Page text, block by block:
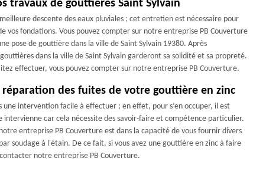
travaux de gouttières Saint Sylvain
descente des eaux pluviales ; cet entretien est nécessaire pour
vos fondations. Vous pouvez compter sur notre entreprise PB Couverture
pose de gouttière dans la ville de Saint Sylvain 19380. Après
dans la ville de Saint Sylvain garderont sa solidité et sa propreté.
effectuer, vous pouvez compter sur notre entreprise PB Couverture.
réparation des fuites de votre gouttière en zinc
intervention facile à effectuer ; en effet, pour s’en occuper, il est
intervienne car cela nécessite des savoir-faire et compétence particulier.
entreprise PB Couverture est dans la capacité de vous fournir divers
soudage à l'étain. De ce fait, si vous avez une gouttière en zinc à faire
notre entreprise PB Couverture.